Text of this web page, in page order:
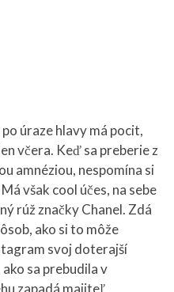
úraze hlavy má pocit,
včera. Keď sa preberie z
amnéziou, nespomína si
však cool účes, na sebe
rúž značky Chanel. Zdá
ako si to môže
svoj doterajší
sa prebudila v
zapadá majiteľ